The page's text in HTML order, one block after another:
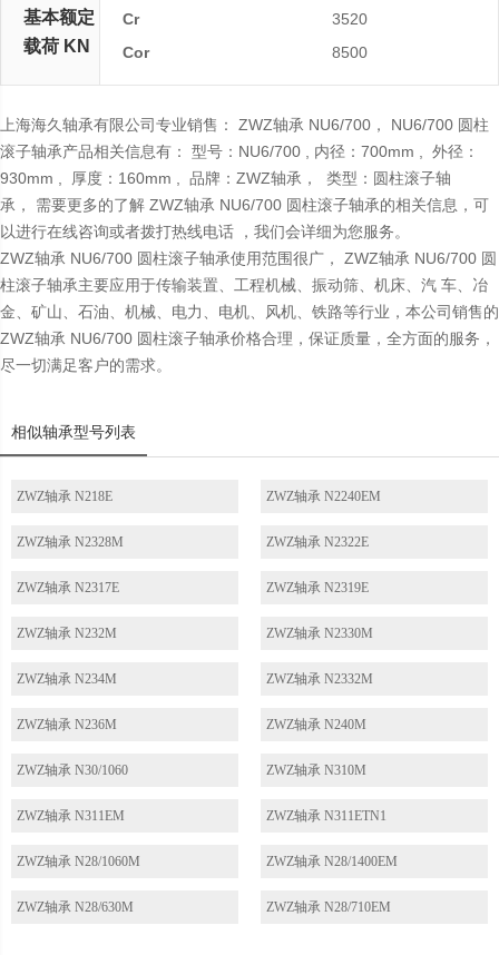
基本额定
载荷 KN
Cr
3520
Cor
8500
上海海久轴承有限公司专业销售： ZWZ轴承 NU6/700， NU6/700 圆柱
滚子轴承产品相关信息有： 型号：NU6/700 , 内径：700mm , 外径：
930mm , 厚度：160mm , 品牌：ZWZ轴承， 类型：圆柱滚子轴
承， 需要更多的了解 ZWZ轴承 NU6/700 圆柱滚子轴承的相关信息，可
以进行在线咨询或者拨打热线电话 ，我们会详细为您服务。
ZWZ轴承 NU6/700 圆柱滚子轴承使用范围很广， ZWZ轴承 NU6/700 圆
柱滚子轴承主要应用于传输装置、工程机械、振动筛、机床、汽 车、冶
金、矿山、石油、机械、电力、电机、风机、铁路等行业，本公司销售的
ZWZ轴承 NU6/700 圆柱滚子轴承价格合理，保证质量，全方面的服务，
尽一切满足客户的需求。
相似轴承型号列表
ZWZ轴承 N218E ZWZ轴承 N2240EM
ZWZ轴承 N2328M ZWZ轴承 N2322E
ZWZ轴承 N2317E ZWZ轴承 N2319E
ZWZ轴承 N232M ZWZ轴承 N2330M
ZWZ轴承 N234M ZWZ轴承 N2332M
ZWZ轴承 N236M ZWZ轴承 N240M
ZWZ轴承 N30/1060 ZWZ轴承 N310M
ZWZ轴承 N311EM ZWZ轴承 N311ETN1
ZWZ轴承 N28/1060M ZWZ轴承 N28/1400EM
ZWZ轴承 N28/630M ZWZ轴承 N28/710EM